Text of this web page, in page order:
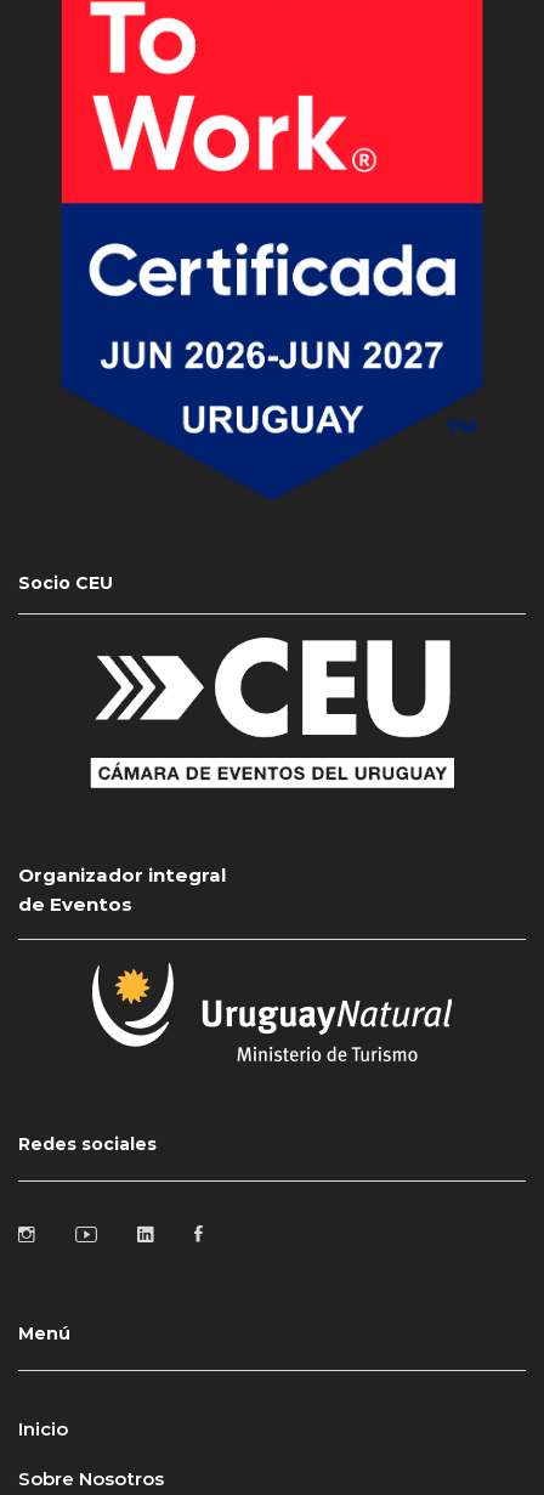
Socio CEU
Organizador integral
de Eventos
Redes sociales
Menú
Inicio
Sobre Nosotros